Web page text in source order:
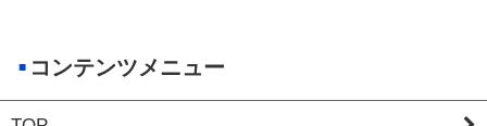
コンテンツメニュー